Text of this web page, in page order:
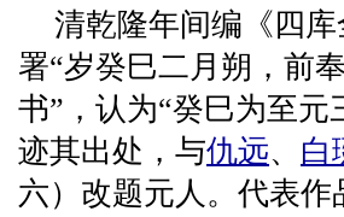
清乾隆年间编《四
署“岁癸巳二月朔，前
书”，认为“癸巳为至
迹其出处，与仇远、 白
六）改题元人。代表